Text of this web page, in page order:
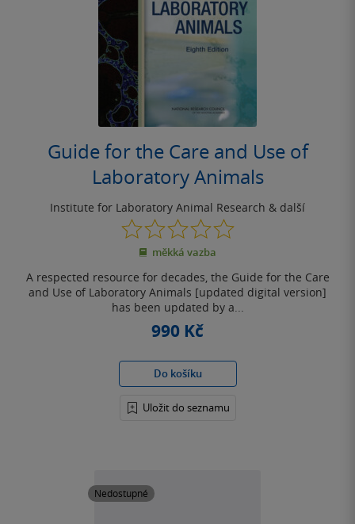
Guide for the Care and Use of
Laboratory Animals
Institute for Laboratory Animal Research & další
0.0
z
5
měkká vazba
A respected resource for decades, the Guide for the Care
and Use of Laboratory Animals [updated digital version]
has been updated by a...
990 Kč
Do košíku
Uložit do seznamu
Nedostupné